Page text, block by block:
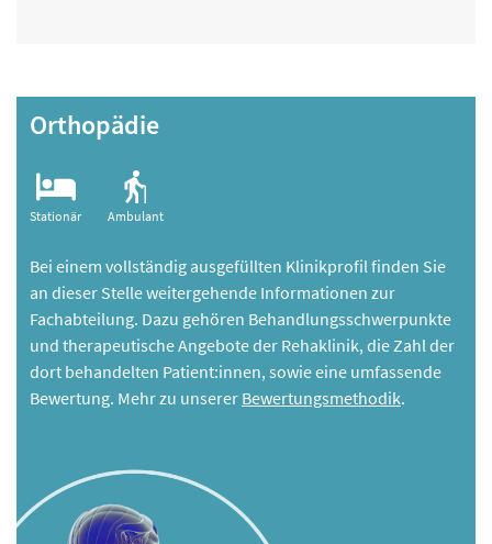
Orthopädie
Stationär Ambulant
Bei einem vollständig ausgefüllten Klinikprofil finden Sie
an dieser Stelle weitergehende Informationen zur
Fachabteilung. Dazu gehören Behandlungsschwerpunkte
und therapeutische Angebote der Rehaklinik, die Zahl der
dort behandelten Patient:innen, sowie eine umfassende
Bewertung. Mehr zu unserer Bewertungsmethodik.